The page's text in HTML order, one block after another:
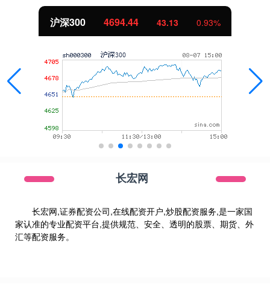
沪深300 4694.44 43.13 0.93%
长宏网
长宏网,证券配资公司,在线配资开户,炒股配资服务,是一家国
家认准的专业配资平台,提供规范、安全、透明的股票、期货、外
汇等配资服务。